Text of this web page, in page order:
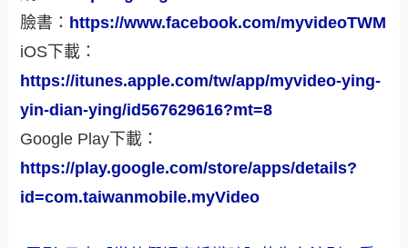
臉書： https://www.facebook.com/myvideoTWM
iOS下載：
https://itunes.apple.com/tw/app/myvideo-ying-
yin-dian-ying/id567629616?mt=8
Google Play下載：
https://play.google.com/store/apps/details?
id=com.taiwanmobile.myVideo